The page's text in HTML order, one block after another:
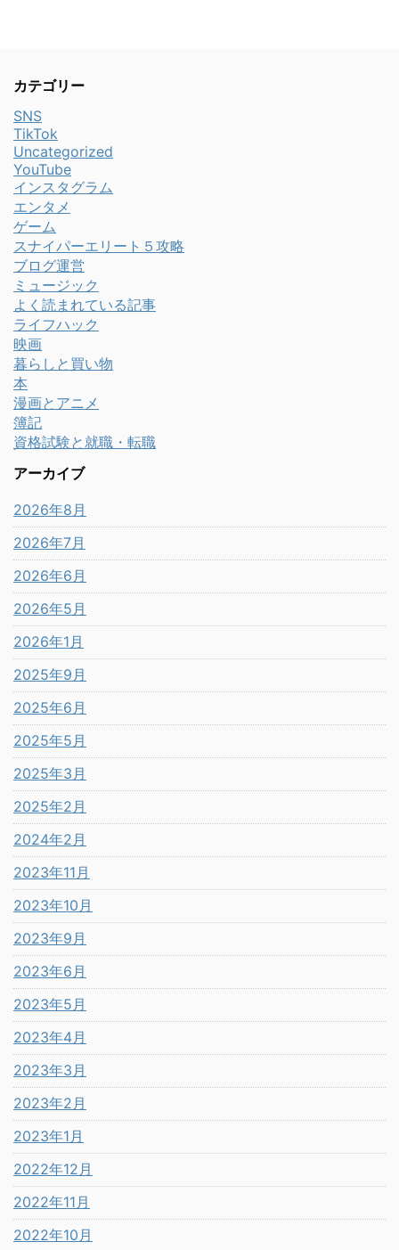
カテゴリー
SNS
TikTok
Uncategorized
YouTube
インスタグラム
エンタメ
ゲーム
スナイパーエリート５攻略
ブログ運営
ミュージック
よく読まれている記事
ライフハック
映画
暮らしと買い物
本
漫画とアニメ
簿記
資格試験と就職・転職
アーカイブ
2026年8月
2026年7月
2026年6月
2026年5月
2026年1月
2025年9月
2025年6月
2025年5月
2025年3月
2025年2月
2024年2月
2023年11月
2023年10月
2023年9月
2023年6月
2023年5月
2023年4月
2023年3月
2023年2月
2023年1月
2022年12月
2022年11月
2022年10月